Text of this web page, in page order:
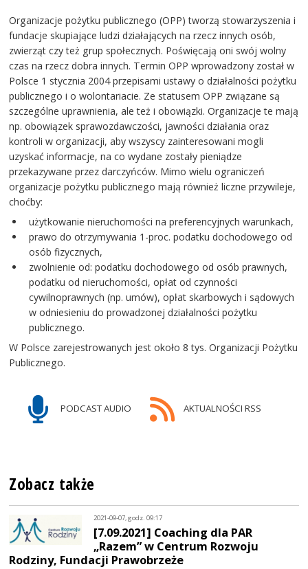
Organizacje pożytku publicznego (OPP) tworzą stowarzyszenia i
fundacje skupiające ludzi działających na rzecz innych osób,
zwierząt czy też grup społecznych. Poświęcają oni swój wolny
czas na rzecz dobra innych. Termin OPP wprowadzony został w
Polsce 1 stycznia 2004 przepisami ustawy o działalności pożytku
publicznego i o wolontariacie. Ze statusem OPP związane są
szczególne uprawnienia, ale też i obowiązki. Organizacje te mają
np. obowiązek sprawozdawczości, jawności działania oraz
kontroli w organizacji, aby wszyscy zainteresowani mogli
uzyskać informacje, na co wydane zostały pieniądze
przekazywane przez darczyńców. Mimo wielu ograniczeń
organizacje pożytku publicznego mają również liczne przywileje,
choćby:
użytkowanie nieruchomości na preferencyjnych warunkach,
prawo do otrzymywania 1-proc. podatku dochodowego od
osób fizycznych,
zwolnienie od: podatku dochodowego od osób prawnych,
podatku od nieruchomości, opłat od czynności
cywilnoprawnych (np. umów), opłat skarbowych i sądowych
w odniesieniu do prowadzonej działalności pożytku
publicznego.
W Polsce zarejestrowanych jest około 8 tys. Organizacji Pożytku
Publicznego.
PODCAST AUDIO AKTUALNOŚCI RSS
Zobacz także
2021-09-07, godz. 09:17
[7.09.2021] Coaching dla PAR
„Razem” w Centrum Rozwoju
Rodziny, Fundacji Prawobrzeże